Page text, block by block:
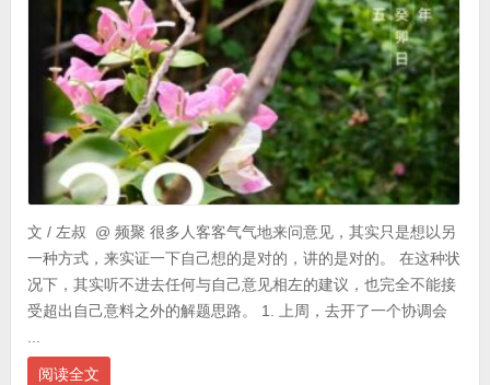
文 / 左叔 @ 频聚 很多人客客气气地来问意见，其实只是想以另
一种方式，来实证一下自己想的是对的，讲的是对的。 在这种状
况下，其实听不进去任何与自己意见相左的建议，也完全不能接
受超出自己意料之外的解题思路。 1. 上周，去开了一个协调会
...
阅读全文